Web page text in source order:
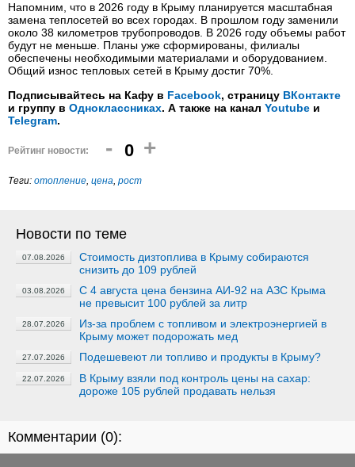
Напомним, что в 2026 году в Крыму планируется масштабная
замена теплосетей во всех городах. В прошлом году заменили
около 38 километров трубопроводов. В 2026 году объемы работ
будут не меньше. Планы уже сформированы, филиалы
обеспечены необходимыми материалами и оборудованием.
Общий износ тепловых сетей в Крыму достиг 70%.
Подписывайтесь на Кафу в Facebook, страницу ВКонтакте
и группу в Одноклассниках. А также на канал Youtube и
Telegram.
Рейтинг новости: - 0 +
Теги: отопление, цена, рост
Новости по теме
07.08.2026
Стоимость дизтоплива в Крыму собираются
снизить до 109 рублей
03.08.2026
C 4 августа цена бензина АИ-92 на АЗС Крыма
не превысит 100 рублей за литр
28.07.2026
Из-за проблем с топливом и электроэнергией в
Крыму может подорожать мед
27.07.2026 Подешевеют ли топливо и продукты в Крыму?
22.07.2026
В Крыму взяли под контроль цены на сахар:
дороже 105 рублей продавать нельзя
Комментарии (0):